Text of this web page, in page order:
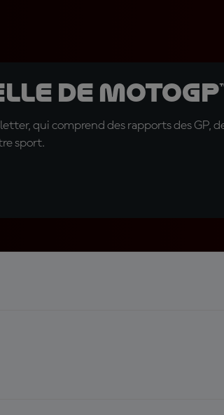
de
qui comprend des rapports des GP,
sport.